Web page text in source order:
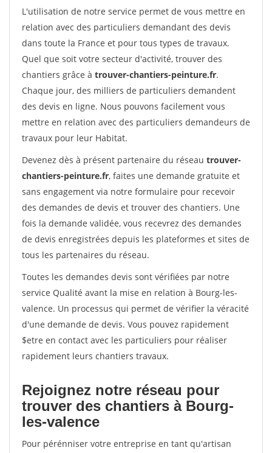
L'utilisation de notre service permet de vous mettre en
relation avec des particuliers demandant des devis
dans toute la France et pour tous types de travaux.
Quel que soit votre secteur d'activité, trouver des
chantiers grâce à trouver-chantiers-peinture.fr.
Chaque jour, des milliers de particuliers demandent
des devis en ligne. Nous pouvons facilement vous
mettre en relation avec des particuliers demandeurs de
travaux pour leur Habitat.
Devenez dès à présent partenaire du réseau trouver-
chantiers-peinture.fr, faites une demande gratuite et
sans engagement via notre formulaire pour recevoir
des demandes de devis et trouver des chantiers. Une
fois la demande validée, vous recevrez des demandes
de devis enregistrées depuis les plateformes et sites de
tous les partenaires du réseau.
Toutes les demandes devis sont vérifiées par notre
service Qualité avant la mise en relation à Bourg-les-
valence. Un processus qui permet de vérifier la véracité
d'une demande de devis. Vous pouvez rapidement
$etre en contact avec les particuliers pour réaliser
rapidement leurs chantiers travaux.
Rejoignez notre réseau pour
trouver des chantiers à Bourg-
les-valence
Pour pérénniser votre entreprise en tant qu'artisan